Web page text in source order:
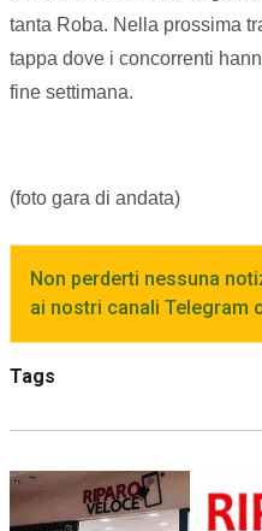
tanta Roba. Nella prossima
tappa dove i concorrenti
fine settimana.
(foto gara di andata)
Non perderti nessuna
ai nostri canali Telegram
Tags